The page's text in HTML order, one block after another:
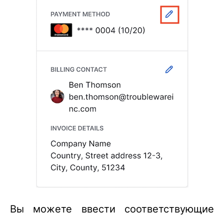
Вы можете ввести соответствующие